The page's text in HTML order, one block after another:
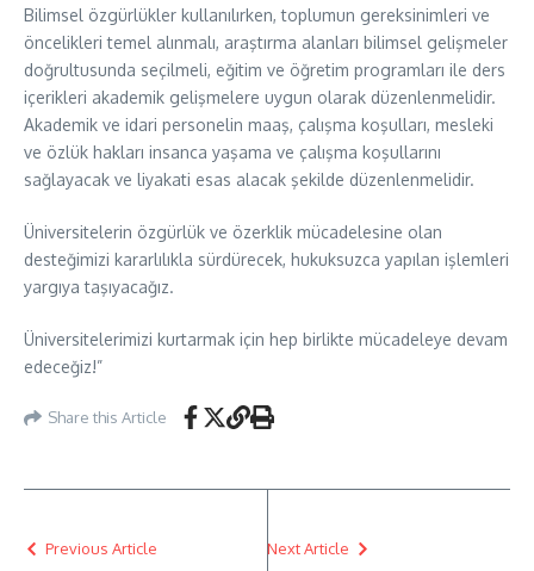
Bilimsel özgürlükler kullanılırken, toplumun gereksinimleri ve
öncelikleri temel alınmalı, araştırma alanları bilimsel gelişmeler
doğrultusunda seçilmeli, eğitim ve öğretim programları ile ders
içerikleri akademik gelişmelere uygun olarak düzenlenmelidir.
Akademik ve idari personelin maaş, çalışma koşulları, mesleki
ve özlük hakları insanca yaşama ve çalışma koşullarını
sağlayacak ve liyakati esas alacak şekilde düzenlenmelidir.
Üniversitelerin özgürlük ve özerklik mücadelesine olan
desteğimizi kararlılıkla sürdürecek, hukuksuzca yapılan işlemleri
yargıya taşıyacağız.
Üniversitelerimizi kurtarmak için hep birlikte mücadeleye devam
edeceğiz!”
Share this Article
Previous Article Next Article